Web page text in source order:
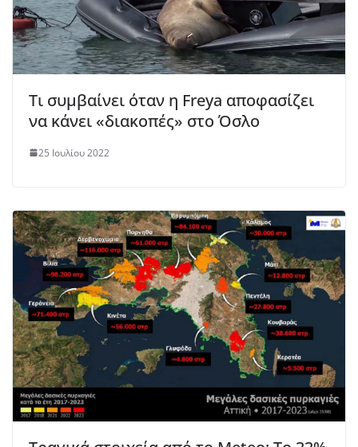
Τι συμβαίνει όταν η Freya αποφασίζει
να κάνει «διακοπές» στο Όσλο
25 Ιουλίου 2022